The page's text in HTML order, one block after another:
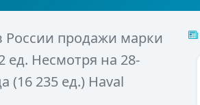
России продажи марки
ед. Несмотря на 28-
(16 235 ед.) Haval